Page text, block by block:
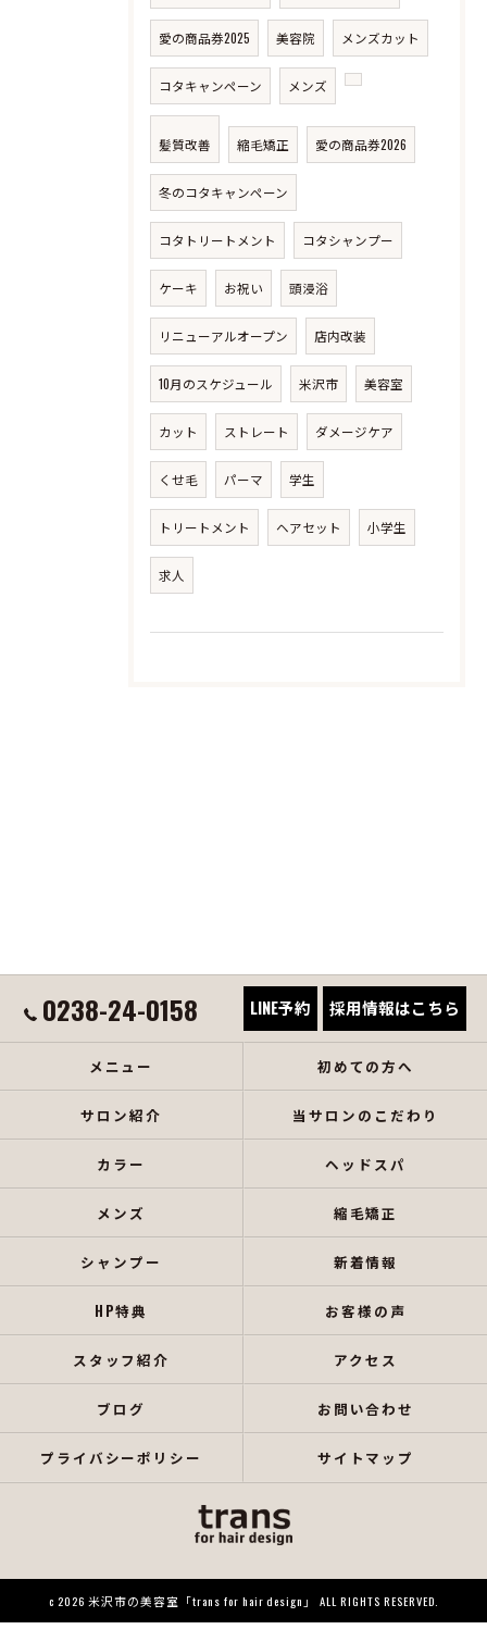
愛の商品券2025 美容院 メンズカット
コタキャンペーン メンズ
髪質改善 縮毛矯正 愛の商品券2026
冬のコタキャンペーン
コタトリートメント コタシャンプー
ケーキ お祝い 頭浸浴
リニューアルオープン 店内改装
10月のスケジュール 米沢市 美容室
カット ストレート ダメージケア
くせ毛 パーマ 学生
トリートメント ヘアセット 小学生
求人
0238-24-0158 LINE予約 採用情報はこちら
メニュー 初めての方へ
サロン紹介 当サロンのこだわり
カラー ヘッドスパ
メンズ 縮毛矯正
シャンプー 新着情報
HP特典 お客様の声
スタッフ紹介 アクセス
ブログ お問い合わせ
プライバシーポリシー サイトマップ
c 2026 米沢市の美容室「trans for hair design」 ALL RIGHTS RESERVED.